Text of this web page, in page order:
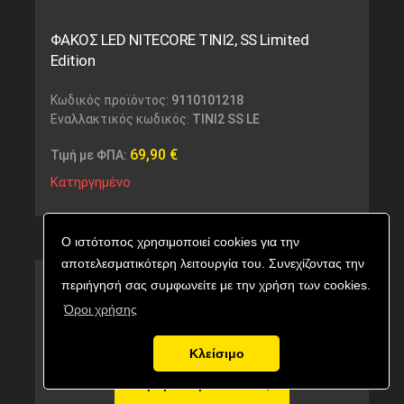
Ο ιστότοπος χρησιμοποιεί cookies για την
αποτελεσματικότερη λειτουργία του. Συνεχίζοντας την
περιήγησή σας συμφωνείτε με την χρήση των cookies.
Όροι χρήσης
Κλείσιμο
ΦΑΚΟΣ LED NITECORE TINI2, SS Limited
Edition
Κωδικός προϊόντος: 9110101218
Εναλλακτικός κωδικός: TINI2 SS LE
Τιμή με ΦΠΑ: 69,90 €
Κατηργημένο